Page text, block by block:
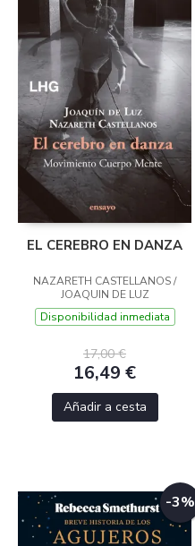
EL CEREBRO EN DANZA
NAZARETH CASTELLANOS /
JOAQUIN DE LUZ
Disponibilidad inmediata
17,00 €
16,49 €
Añadir a cesta
-3%